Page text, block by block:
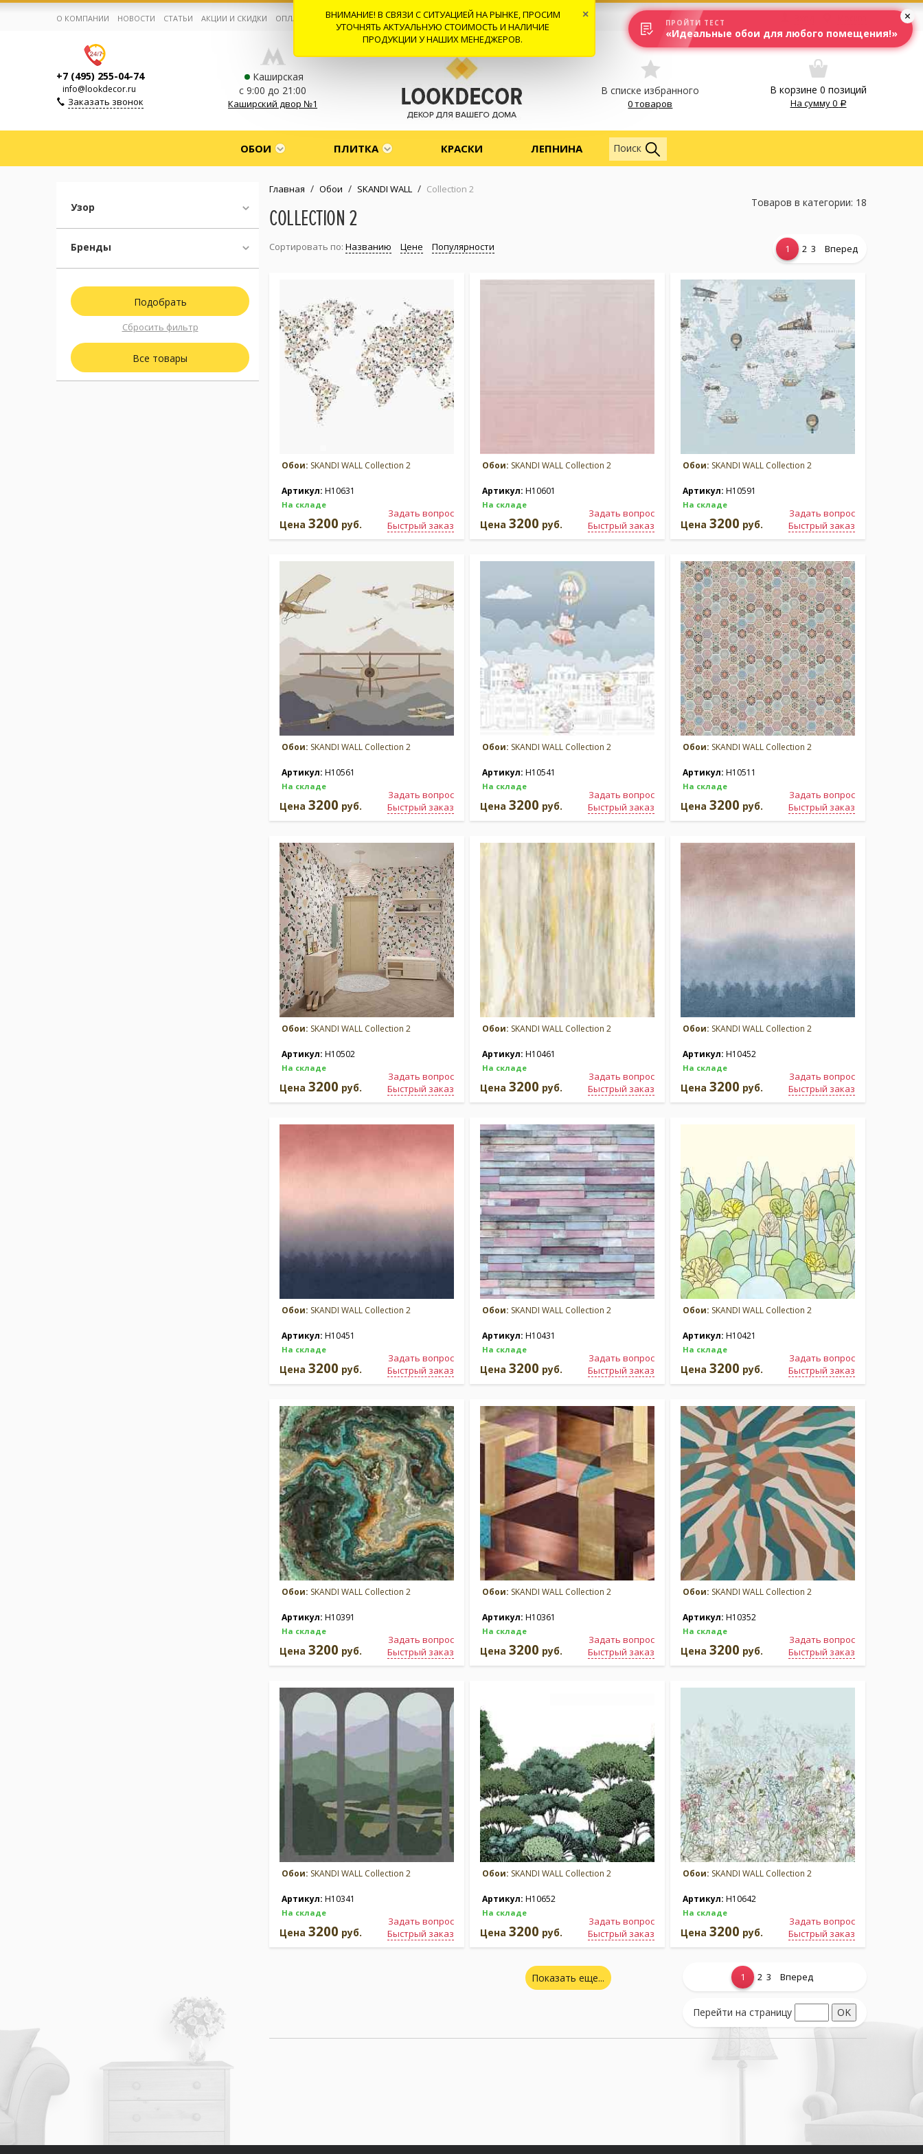
Корзина:0
Избранное:0 товаров
Каталог
Личный кабинет
Москва
Заказать обратный звонок
О КОМПАНИИ НОВОСТИ СТАТЬИ АКЦИИ И СКИДКИ ОПЛАТА И ДОСТАВКА СОТРУДНИЧЕСТВО КОНТАКТЫ ОТЗЫВЫ
+7 (495) 255-04-74
info@lookdecor.ru
Заказать звонок
Каширская
с 9:00 до 21:00
Каширский двор №1
В списке избранного
0 товаров
В корзине 0 позиций
На сумму0
ОБОИ ПЛИТКА КРАСКИ ЛЕПНИНА Везде
Поиск
Узор
Бренды
Сбросить фильтр
Все товары
Главная / Обои / SKANDI WALL / Collection 2
COLLECTION 2
Товаров в категории: 18
Сортировать по: Названию Цене Популярности 1 2 3 Вперед
Обои: SKANDI WALL Collection 2
Артикул: H10631
На складе
Задать вопрос
Быстрый заказ
Цена 3200 руб.
Обои: SKANDI WALL Collection 2
Артикул: H10601
На складе
Задать вопрос
Быстрый заказ
Цена 3200 руб.
Обои: SKANDI WALL Collection 2
Артикул: H10591
На складе
Задать вопрос
Быстрый заказ
Цена 3200 руб.
Обои: SKANDI WALL Collection 2
Артикул: H10561
На складе
Задать вопрос
Быстрый заказ
Цена 3200 руб.
Обои: SKANDI WALL Collection 2
Артикул: H10541
На складе
Задать вопрос
Быстрый заказ
Цена 3200 руб.
Обои: SKANDI WALL Collection 2
Артикул: H10511
На складе
Задать вопрос
Быстрый заказ
Цена 3200 руб.
Обои: SKANDI WALL Collection 2
Артикул: H10502
На складе
Задать вопрос
Быстрый заказ
Цена 3200 руб.
Обои: SKANDI WALL Collection 2
Артикул: H10461
На складе
Задать вопрос
Быстрый заказ
Цена 3200 руб.
Обои: SKANDI WALL Collection 2
Артикул: H10452
На складе
Задать вопрос
Быстрый заказ
Цена 3200 руб.
Обои: SKANDI WALL Collection 2
Артикул: H10451
На складе
Задать вопрос
Быстрый заказ
Цена 3200 руб.
Обои: SKANDI WALL Collection 2
Артикул: H10431
На складе
Задать вопрос
Быстрый заказ
Цена 3200 руб.
Обои: SKANDI WALL Collection 2
Артикул: H10421
На складе
Задать вопрос
Быстрый заказ
Цена 3200 руб.
Обои: SKANDI WALL Collection 2
Артикул: H10391
На складе
Задать вопрос
Быстрый заказ
Цена 3200 руб.
Обои: SKANDI WALL Collection 2
Артикул: H10361
На складе
Задать вопрос
Быстрый заказ
Цена 3200 руб.
Обои: SKANDI WALL Collection 2
Артикул: H10352
На складе
Задать вопрос
Быстрый заказ
Цена 3200 руб.
Обои: SKANDI WALL Collection 2
Артикул: H10341
На складе
Задать вопрос
Быстрый заказ
Цена 3200 руб.
Обои: SKANDI WALL Collection 2
Артикул: H10652
На складе
Задать вопрос
Быстрый заказ
Цена 3200 руб.
Обои: SKANDI WALL Collection 2
Артикул: H10642
На складе
Задать вопрос
Быстрый заказ
Цена 3200 руб.
Показать еще... 1 2 3 Вперед
Перейти на страницу
ВНИМАНИЕ! В СВЯЗИ С СИТУАЦИЕЙ НА РЫНКЕ, ПРОСИМ
УТОЧНЯТЬ АКТУАЛЬНУЮ СТОИМОСТЬ И НАЛИЧИЕ
ПРОДУКЦИИ У НАШИХ МЕНЕДЖЕРОВ.
×
ПРОЙТИ ТЕСТ
«Идеальные обои для любого помещения!»